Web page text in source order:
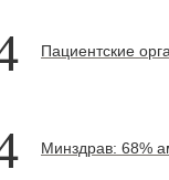
Пациентские
Минздрав: 68%